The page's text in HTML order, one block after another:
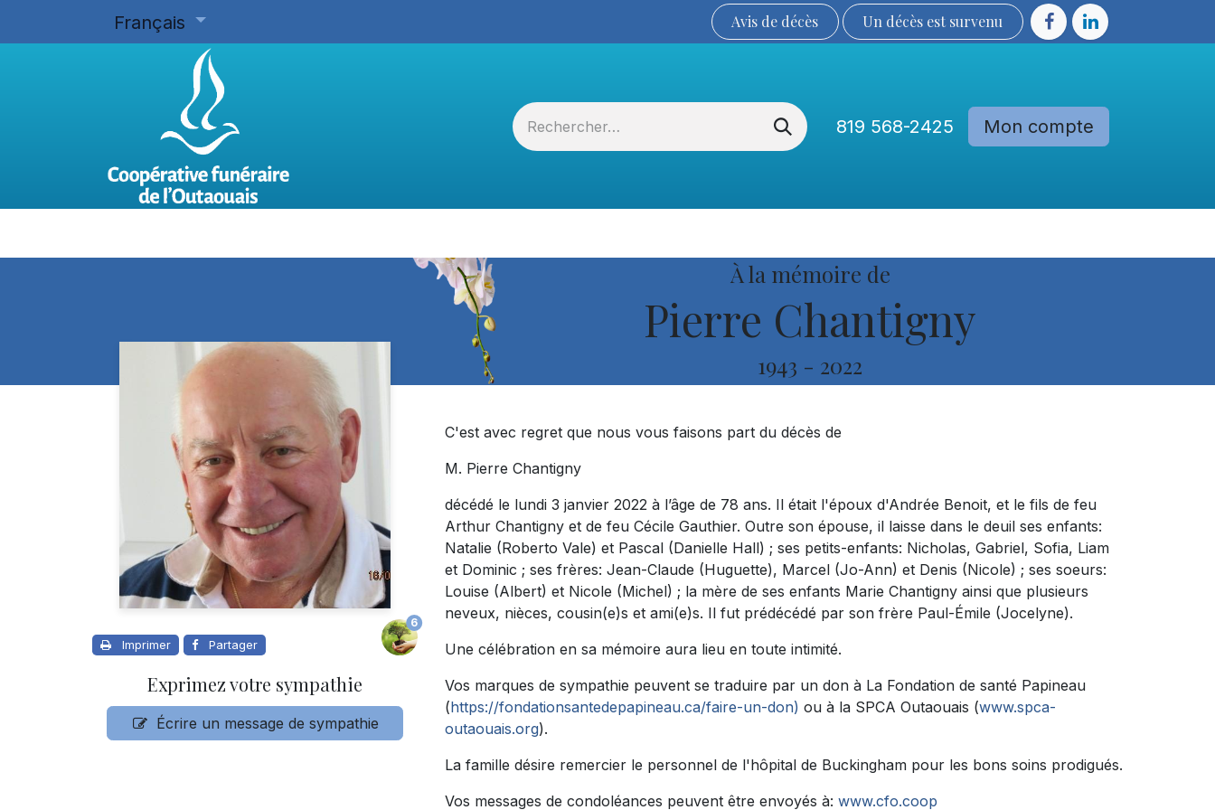
Français Avis de décès Un décès est sur​​​​​​​​ve​nu​​​​​​​​​​
819 568-2425 Mon compte
À la mémoire de
Pierre Chantigny
1943 - 2022
Imprimer Partager
6
Exprimez votre sympathie
Écrire un message de sympathie
C'est avec regret que nous vous faisons part du décès de
M. Pierre Chantigny
décédé le lundi 3 janvier 2022 à l’âge de 78 ans. Il était l'époux d'Andrée Benoit, et le fils de feu
Arthur Chantigny et de feu Cécile Gauthier. Outre son épouse, il laisse dans le deuil ses enfants:
Natalie (Roberto Vale) et Pascal (Danielle Hall) ; ses petits-enfants: Nicholas, Gabriel, Sofia, Liam
et Dominic ; ses frères: Jean-Claude (Huguette), Marcel (Jo-Ann) et Denis (Nicole) ; ses soeurs:
Louise (Albert) et Nicole (Michel) ; la mère de ses enfants Marie Chantigny ainsi que plusieurs
neveux, nièces, cousin(e)s et ami(e)s. Il fut prédécédé par son frère Paul-Émile (Jocelyne).
Une célébration en sa mémoire aura lieu en toute intimité.
Vos marques de sympathie peuvent se traduire par un don à La Fondation de santé Papineau
(https://fondationsantedepapineau.ca/faire-un-don) ou à la SPCA Outaouais (www.spca-
outaouais.org).
La famille désire remercier le personnel de l'hôpital de Buckingham pour les bons soins prodigués.
Vos messages de condoléances peuvent être envoyés à: www.cfo.coop